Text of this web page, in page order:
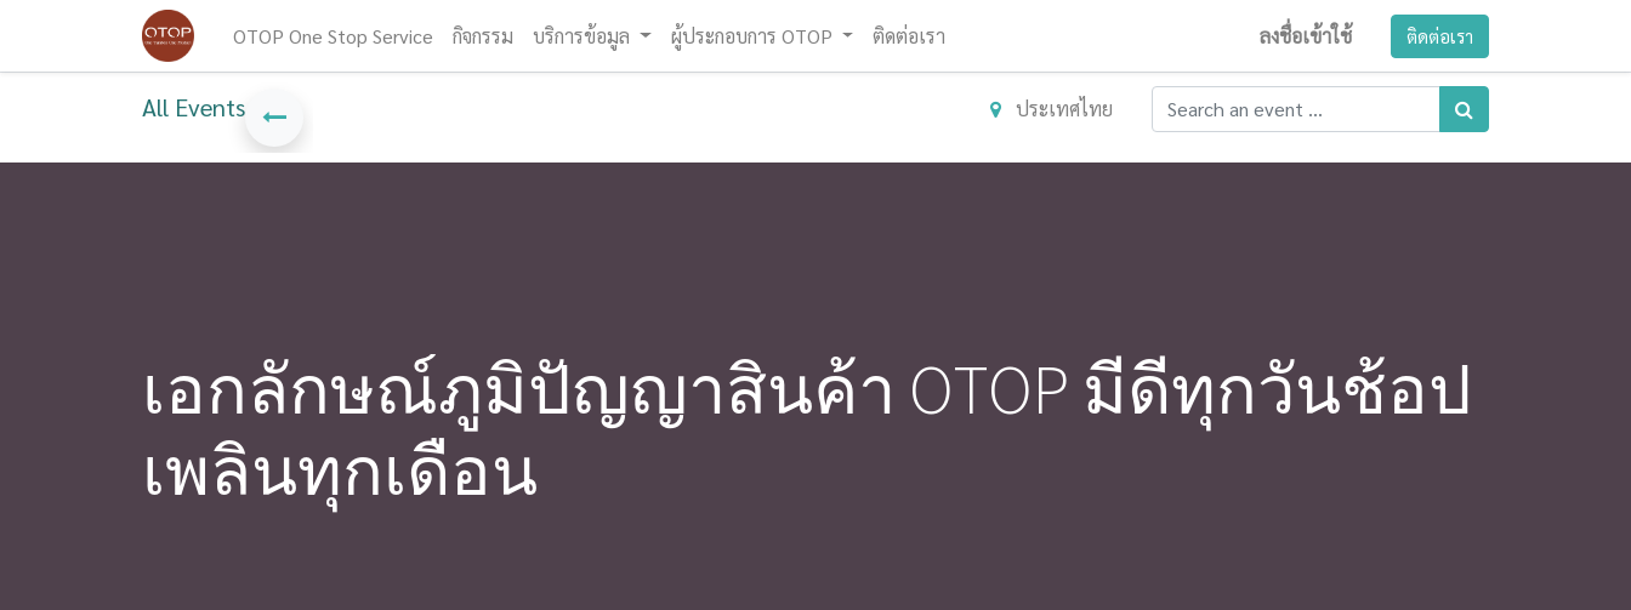
OTOP One Stop Service กิจกรรม บริการข้อมูล ผู้ประกอบการ OTOP ติดต่อเรา ลงชื่อเข้าใช้ ติดต่อเรา
All Events ประเทศไทย
เอกลักษณ์ภูมิปัญญาสินค้า OTOP มีดีทุกวันช้อป
เพลินทุกเดือน